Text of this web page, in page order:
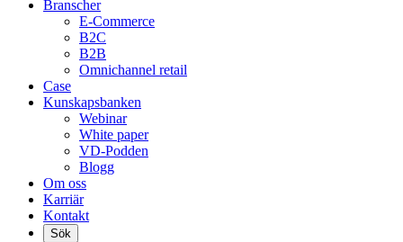
Branscher
E-Commerce
B2C
B2B
Omnichannel retail
Case
Kunskaps­banken
Webinar
White paper
VD-Podden
Blogg
Om oss
Karriär
Kontakt
Sök